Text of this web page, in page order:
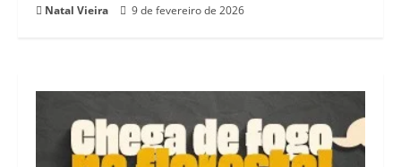
Natal Vieira 9 de fevereiro de 2026